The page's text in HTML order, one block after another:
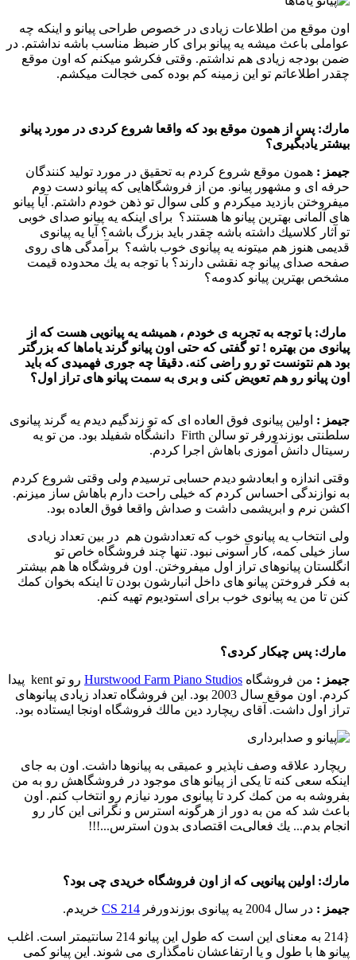
اون موقع من اطلاعات زیادی در خصوص طراحی پیانو و اینكه چه
عواملی باعث میشه یه پیانو برای كار ضبظ مناسب باشه نداشتم. در
ضمن بودجه زیادی هم نداشتم. وقتی فكرشو میكنم كه اون موقع
چقدر اطلاعاتم تو این زمینه كم بوده كمی خجالت میكشم.
مارك: پس از همون موقع بود كه واقعا شروع كردی در مورد پیانو
بیشتر یادبگیری؟‌
جیمز :‌ همون موقع شروع كردم به تحقیق در مورد تولید كنندگان
حرفه ای و مشهور پیانو. من از فروشگاهایی كه پیانو دست دوم
میفروختن بازدید میكردم و كلی سوال تو ذهن خودم داشتم. آیا پیانو
های آلمانی بهترین پیانو ها هستند؟ برای اینكه یه پیانو صدای خوبی
تو آثار كلاسیك داشته باشه چقدر باید بزرگ باشه؟ آیا یه پیانوی
قدیمی هنوز هم میتونه یه پیانوی خوب باشه؟ برآمدگی های روی
صفحه صدای پیانو چه نقشی دارند؟ با توجه به یك محدوده قیمت
مشخص بهترین پیانو كدومه؟
مارك: با توجه به تجربه ی خودم ، همیشه یه پیانویی هست كه از
پیانوی من بهتره ! تو گفتی كه حتی اون پیانو گرند یاماها كه بزرگتر
بود هم نتونست تو رو راضی كنه. دقیقا چه جوری فهمیدی كه باید
اون پیانو رو هم تعویض كنی و بری به سمت پیانو های تراز اول؟
جیمز :‌ اولین پیانوی فوق العاده ای كه تو زندگیم دیدم یه گرند پیانوی
سلطنتی بوزندورفر تو سالن Firth دانشگاه شفیلد بود. من تو یه
رسیتال دانش آموزی باهاش اجرا كردم.
وقتی اندازه و ابعادشو دیدم حسابی ترسیدم ولی وقتی شروع كردم
به نوازندگی احساس كردم كه خیلی راحت دارم باهاش ساز میزنم.
اكشن نرم و ابریشمی داشت و صداش واقعا فوق العاده بود.
ولی انتخاب یه پیانوی خوب كه تعدادشون هم در بین تعداد زیادی
ساز خیلی كمه، كار آسونی نبود. تنها چند فروشگاه خاص تو
انگلستان پیانوهای تراز اول میفروختن. اون فروشگاه ها هم بیشتر
به فكر فروختن پیانو های داخل انبارشون بودن تا اینكه بخوان كمك
كنن تا من یه پیانوی خوب برای استودیوم تهیه كنم.
مارك: پس چیكار كردی؟
جیمز :‌ من فروشگاه Hurstwood Farm Piano Studios
رو تو kent پیدا
كردم. اون موقع سال 2003 بود. این فروشگاه تعداد زیادی پیانوهای
تراز اول داشت. آقای ریچارد دین مالك فروشگاه اونجا ایستاده بود.
ریچارد علاقه وصف ناپذیر و عمیقی به پیانوها داشت. اون به جای
اینكه سعی كنه تا یكی از پیانو های موجود در فروشگاهش رو به من
بفروشه به من كمك كرد تا پیانوی مورد نیازم رو انتخاب كنم. اون
باعث شد كه من به دور از هرگونه استرس و نگرانی این كار رو
انجام بدم... یك فعالیت اقتصادی بدون استرس...!!!
مارك: اولین پیانویی كه از اون فروشگاه خریدی چی بود؟
جیمز :‌ در سال 2004 یه پیانوی بوزندورفر 214 CS خریدم.
{214 به معنای این است كه طول این پیانو 214 سانتیمتر است. اغلب
پیانو ها با طول و یا ارتفاعشان نامگذاری می شوند. این پیانو كمی